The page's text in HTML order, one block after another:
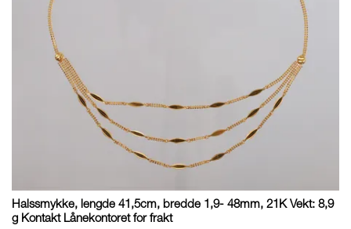
Halssmykke, lengde 41,5cm, bredde 1,9- 48mm, 21K Vekt: 8,9
g Kontakt Lånekontoret for frakt